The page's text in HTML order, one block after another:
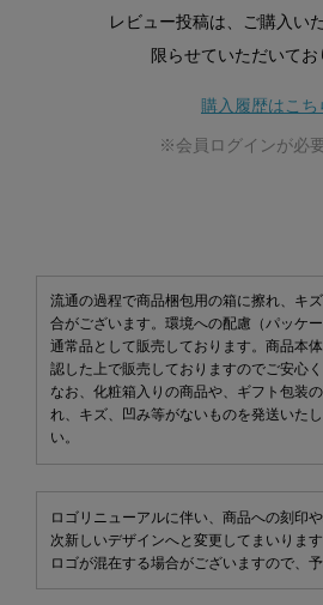
レビュー投稿は、ご購入い
限らせていただいてお
購入履歴はこち
※会員ログインが必要
流通の過程で商品梱包用の箱に擦れ、キ
合がございます。環境への配慮（パッケ
通常品として販売しております。商品本
認した上で販売しておりますのでご安心く
なお、化粧箱入りの商品や、ギフト包装
れ、キズ、凹み等がないものを発送いた
い。
ロゴリニューアルに伴い、商品への刻印
次新しいデザインへと変更してまいりま
ロゴが混在する場合がございますので、